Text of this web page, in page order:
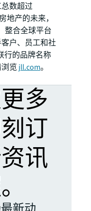
数超过
地产的未来，
整合全球平台
户、员工和社
行的品牌名称
览 jll.com。
多
订
讯